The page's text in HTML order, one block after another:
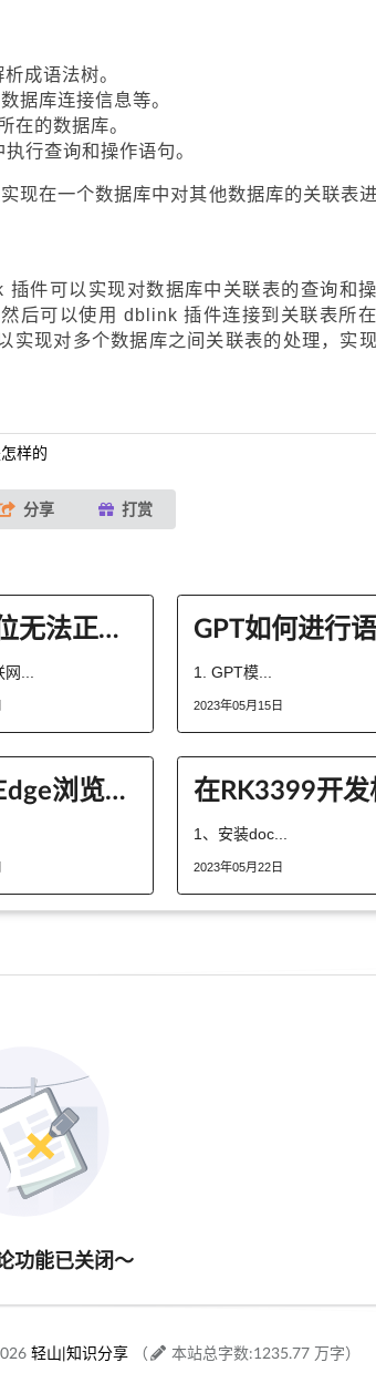
成语法树。
据库连接信息等。
在的数据库。
行查询和操作语句。
现在一个数据库中对其他数据库的关联表
件可以实现对数据库中关联表的查询和
后可以使用 dblink 插件连接到关联表所
实现对多个数据库之间关联表的处理，实
样的
分享 打赏
手机定位无法正常使用怎么办？
网... 1. GPT模...
2023年05月15日
如何在Edge浏览器中配置“下载”
1、安装doc...
2023年05月22日
功能已关闭～
轻山|知识分享 （ 本站总字数:1235.77 万字）